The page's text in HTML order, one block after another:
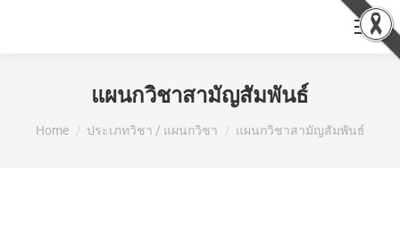
แผนกวิชาสามัญสัมพันธ์
You are here:
Home ประเภทวิชา / แผนกวิชา แผนกวิชาสามัญสัมพันธ์